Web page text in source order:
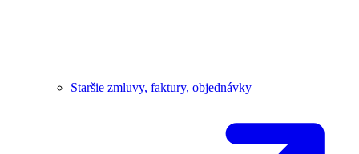
Staršie zmluvy, faktury, objednávky